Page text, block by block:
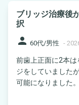
ブリッジ治療後
択
person 60代/男性 -
前歯上正面に2本
ジをしていました
可能になりました